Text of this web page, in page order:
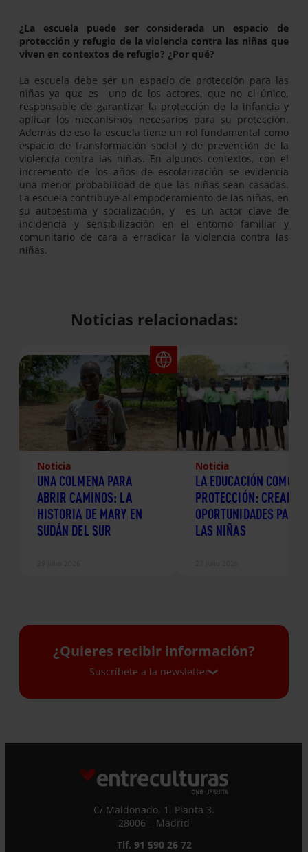
¿La escuela puede ser considerada un espacio de
protección y refugio de la violencia contra las niñas que
viven en contextos de refugio? ¿Por qué?
La escuela debe ser un espacio de protección para las
niñas ya que es uno de los actores, que no el único,
responsable de garantizar la protección de la infancia y
aplicar los mecanismos necesarios para su protección.
Además de eso la escuela tiene un rol fundamental como
espacio de transformación social y de prevención de la
violencia contra las niñas. En algunos contextos, con el
incremento de los años de escolarización se evidencia
una menor probabilidad de que las niñas sean casadas.
La escuela contribuye al empoderamiento de las niñas, en
su autoestima y socialización, y es un actor clave de
incidencia y sensibilización en el entorno familiar y
comunitario de cara a erradicar la violencia contra las
niñas.
Noticias relacionadas:
Noticia
UNA COLMENA PARA
ABRIR CAMINOS: LA
HISTORIA DE MARY EN
SUDÁN DEL SUR
Noticia
LA EDUCACIÓN COMO
PROTECCIÓN: CREANDO
OPORTUNIDADES PARA
LAS NIÑAS
¿Quieres recibir información?
Suscríbete a la newsletter
y los correos puntuales en los que te
ofrecemos información, no dejes de completar
este formulario. Al instante, te daremos de
alta en nuestra base de datos y podrás estar
al tanto de todas las novedades.
C/ Maldonado, 1. Planta 3.
28006 – Madrid
Tlf. 91 590 26 72